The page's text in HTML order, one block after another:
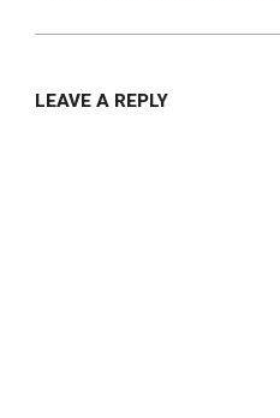
LEAVE A REPLY